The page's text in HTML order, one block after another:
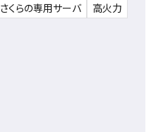
さくらの専用サーバ
高火力